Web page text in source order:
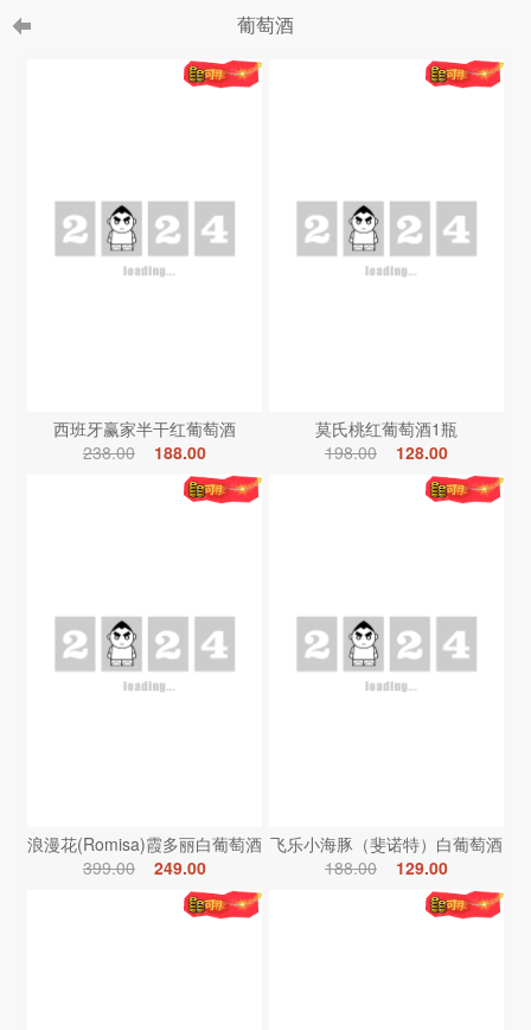
葡萄酒
西班牙赢家半干红葡萄酒
238.00
188.00
莫氏桃红葡萄酒1瓶
198.00
128.00
浪漫花(Romisa)霞多丽白葡萄酒
399.00
249.00
飞乐小海豚（斐诺特）白葡萄酒
188.00
129.00